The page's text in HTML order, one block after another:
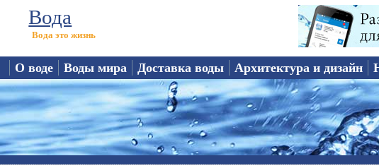
Вода
Вода это жизнь
О воде Воды мира Доставка воды Архитектура и дизайн